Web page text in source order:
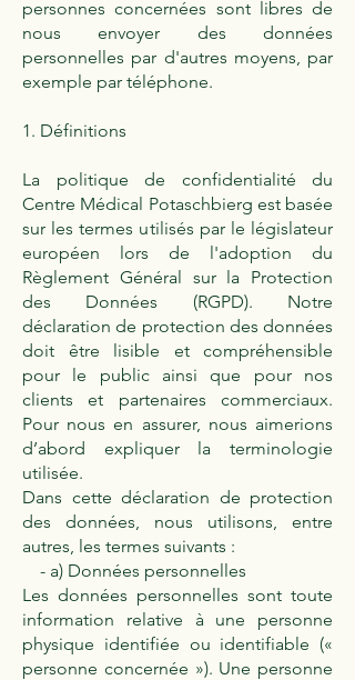
personnes concernées sont libres de
nous envoyer des données
personnelles par d'autres moyens, par
exemple par téléphone.
1. Définitions
La politique de confidentialité du
Centre Médical Potaschbierg est basée
sur les termes utilisés par le législateur
européen lors de l'adoption du
Règlement Général sur la Protection
des Données (RGPD). Notre
déclaration de protection des données
doit être lisible et compréhensible
pour le public ainsi que pour nos
clients et partenaires commerciaux.
Pour nous en assurer, nous aimerions
d’abord expliquer la terminologie
utilisée.
Dans cette déclaration de protection
des données, nous utilisons, entre
autres, les termes suivants :
- a) Données personnelles
Les données personnelles sont toute
information relative à une personne
physique identifiée ou identifiable («
personne concernée »). Une personne